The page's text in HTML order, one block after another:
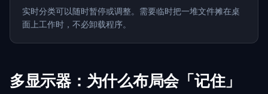
实时分类可以随时暂停或调整。需要临时把一堆文件摊在桌
面上工作时，不必卸载程序。
多显示器：为什么布局会「记住」